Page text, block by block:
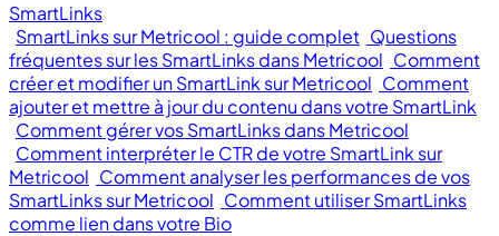
SmartLinks
SmartLinks sur Metricool : guide complet Questions
fréquentes sur les SmartLinks dans Metricool Comment
créer et modifier un SmartLink sur Metricool Comment
ajouter et mettre à jour du contenu dans votre SmartLink
Comment gérer vos SmartLinks dans Metricool
Comment interpréter le CTR de votre SmartLink sur
Metricool Comment analyser les performances de vos
SmartLinks sur Metricool Comment utiliser SmartLinks
comme lien dans votre Bio